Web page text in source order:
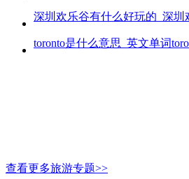
深圳欢乐谷有什么好玩的_深圳
toronto是什么意思_英文单词
查看更多旅游专题>>